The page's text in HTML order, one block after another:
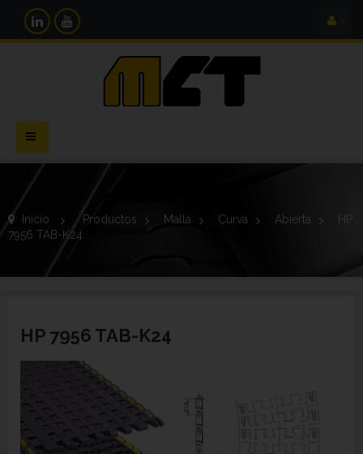
Navegación
Toggle
Inicio > Productos > Malla > Curva > Abierta >
HP
7956 TAB-K24
HP 7956 TAB-K24